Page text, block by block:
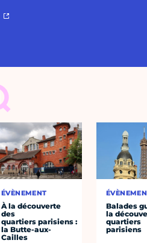
ÉVÈNEMENT
À la découverte
des
quartiers parisiens :
la Butte-aux-
Cailles
Balades
la
quartiers
parisiens